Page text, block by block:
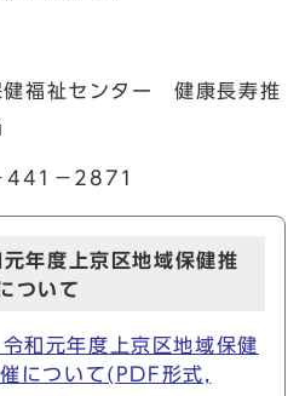
祉センター 健康長寿推
－2871
年度上京区地域保健推
ついて
和元年度上京区地域保健
について(PDF形式,